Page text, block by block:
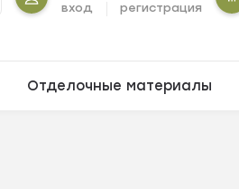
вход регистрация
Отделочные материалы